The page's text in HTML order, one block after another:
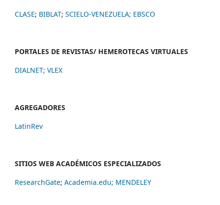
CLASE; BIBLAT; SCIELO-VENEZUELA; EBSCO
PORTALES DE REVISTAS/ HEMEROTECAS VIRTUALES
DIALNET; VLEX
AGREGADORES
LatinRev
SITIOS WEB ACADÉMICOS ESPECIALIZADOS
ResearchGate; Academia.edu; MENDELEY